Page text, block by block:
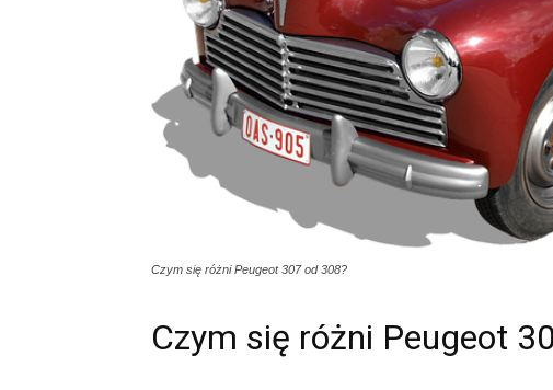
Czym się różni Peugeot 307 od 308?
Czym się różni Peugeot